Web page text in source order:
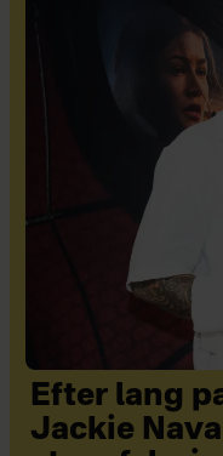
Efter lang
Jackie